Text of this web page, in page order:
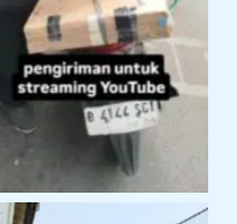
dan Produksi Konten